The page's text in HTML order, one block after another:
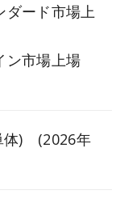
ダード市場上
ン市場上場
体) (2026年